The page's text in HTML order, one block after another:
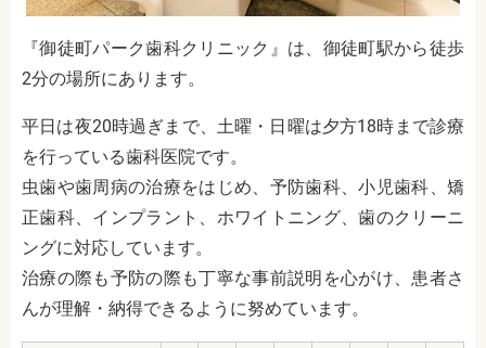
『御徒町パーク歯科クリニック』は、御徒町駅から徒歩
2分の場所にあります。
平日は夜20時過ぎまで、土曜・日曜は夕方18時まで診療
を行っている歯科医院です。
虫歯や歯周病の治療をはじめ、予防歯科、小児歯科、矯
正歯科、インプラント、ホワイトニング、歯のクリーニ
ングに対応しています。
治療の際も予防の際も丁寧な事前説明を心がけ、患者さ
んが理解・納得できるように努めています。